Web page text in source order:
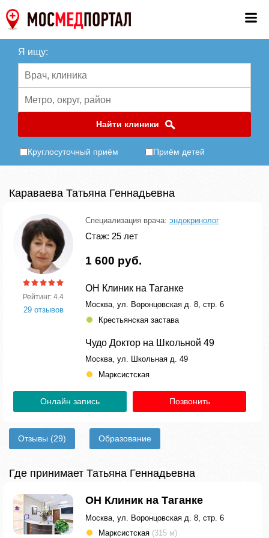
Я ищу:
Найти клиники
Круглосуточный приём Приём детей
Караваева Татьяна Геннадьевна
Рейтинг: 4.4
29 отзывов
Специализация врача: эндокринолог
Стаж: 25 лет
1 600 руб.
ОН Клиник на Таганке
Москва, ул. Воронцовская д. 8, стр. 6
Крестьянская застава
Чудо Доктор на Школьной 49
Москва, ул. Школьная д. 49
Марксистская
Онлайн запись Позвонить
Отзывы (29) Образование
Где принимает Татьяна Геннадьевна
ОН Клиник на Таганке
Москва, ул. Воронцовская д. 8, стр. 6
Марксистская (315 м)